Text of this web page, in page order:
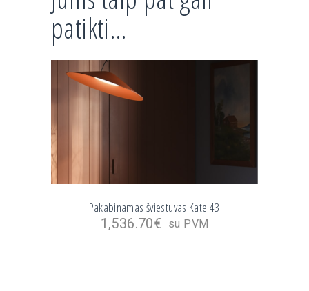
patikti…
Pakabinamas šviestuvas Kate 43
1,536.70€ su PVM